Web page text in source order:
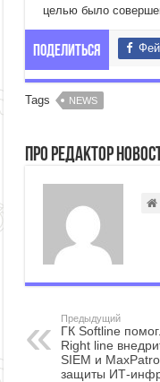
целью было
Поделиться
Tags NEWS
Про Редактор
Предыдущий
ГК Softline
Right line
SIEM и
защиты ИТ-